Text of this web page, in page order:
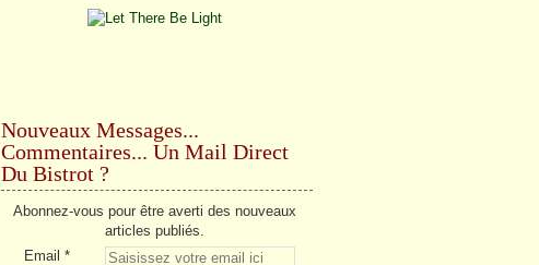
Nouveaux Messages...
Commentaires... Un Mail Direct
Du Bistrot ?
Abonnez-vous pour être averti des nouveaux
articles publiés.
Email